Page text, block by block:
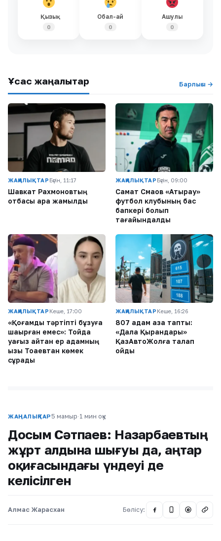
Қызық
0
Обал-ай
0
Ашулы
0
Ұқсас жаңалықтар Барлығы →
ЖАҢАЛЫҚТАР Бүгін, 11:17
Шавкат Рахмоновтың
отбасы қара жамылды
ЖАҢАЛЫҚТАР Бүгін, 09:00
Самат Смақов «Атырау»
футбол клубының бас
бапкері болып
тағайындалды
ЖАҢАЛЫҚТАР Кеше, 17:00
«Қоғамдық тәртіпті бұзуға
шақырған емес»: Тойда
уағыз айтқан ер адамның
қызы Тоқаевтан көмек
сұрады
ЖАҢАЛЫҚТАР Кеше, 16:26
807 адам қаза тапты:
«Дала Қырандары»
ҚазАвтоЖолға талап
қойды
ЖАҢАЛЫҚТАР 5 мамыр·1 мин оқу
Досым Сәтпаев: Назарбаевтың
жұрт алдына шығуы да, Қаңтар
оқиғасындағы үндеуі де
келісілген
Алмас Жарасхан Бөлісу: @